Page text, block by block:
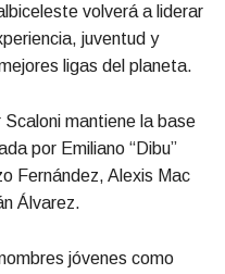
volverá a liderar
juventud y
ligas del planeta.
Scaloni mantiene la base
por Emiliano “Dibu”
Fernández, Alexis Mac
Álvarez.
jóvenes como